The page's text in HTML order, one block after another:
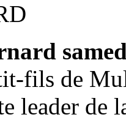
fils de
leader de